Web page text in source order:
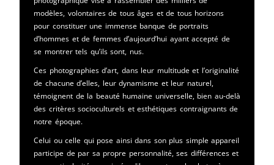
modèles, volontaires de tous âges et de tous horizons
pour constituer une immense banque de portraits
d’hommes et de femmes d’aujourd’hui ayant accepté de
se montrer tels qu’ils sont, nus.
Ces photographies d’art, dans leur multitude et l’originalité
de chacune d’elles, leur dynamisme et leur naturel,
témoignent de la beauté humaine universelle, bien au-delà
des critères socioculturels et esthétiques contraignants de
notre époque.
Celui ou celle qui pose ainsi dans son plus simple appareil
participe de par sa propre personnalité, ses différences et